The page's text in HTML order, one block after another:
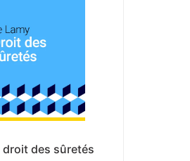
droit des sûretés